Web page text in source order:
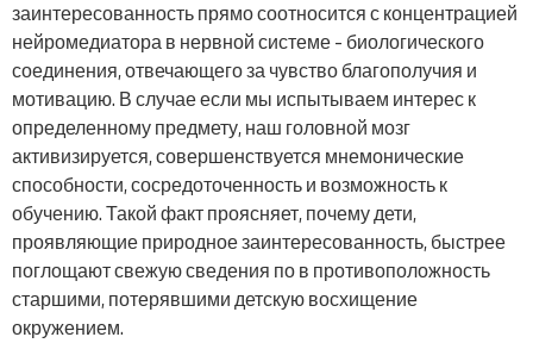
заинтересованность прямо соотносится с концентрацией
нейромедиатора в нервной системе – биологического
соединения, отвечающего за чувство благополучия и
мотивацию. В случае если мы испытываем интерес к
определенному предмету, наш головной мозг
активизируется, совершенствуется мнемонические
способности, сосредоточенность и возможность к
обучению. Такой факт проясняет, почему дети,
проявляющие природное заинтересованность, быстрее
поглощают свежую сведения по в противоположность
старшими, потерявшими детскую восхищение
окружением.